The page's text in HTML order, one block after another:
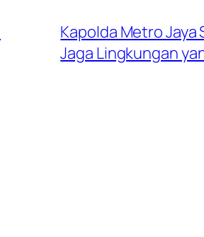
Kapolda Metro Jaya
Jaga Lingkungan